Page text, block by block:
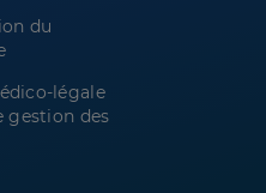
du
légale
gestion des